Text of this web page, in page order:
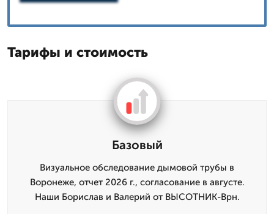
Тарифы и стоимость
Базовый
Визуальное обследование дымовой трубы в
Воронеже, отчет 2026 г., согласование в августе.
Наши Борислав и Валерий от ВЫСОТНИК-Врн.